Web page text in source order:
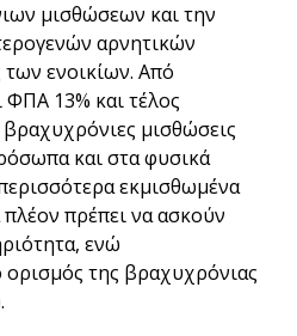
μισθώσεων και την
αρνητικών
ενοικίων. Από
ΦΠΑ 13% και τέλος
μισθώσεις
και στα φυσικά
εκμισθωμένα
πρέπει να ασκούν
ενώ
της βραχυχρόνιας